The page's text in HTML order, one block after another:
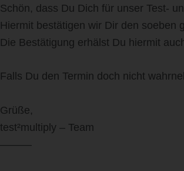
Schön, dass Du Dich für unser Test-
Hiermit bestätigen wir Dir den soeben
Die Bestätigung erhälst Du hiermit
Falls Du den Termin doch nicht
Grüße,
test²multiply – Team
———